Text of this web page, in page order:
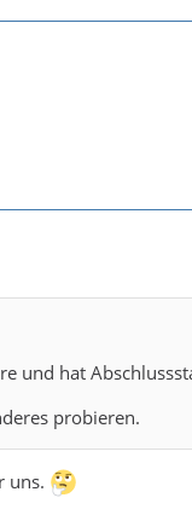
und hat
probieren.
uns.